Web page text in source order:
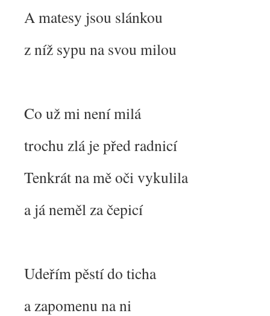
A matesy jsou slánkou
z níž sypu na svou milou
Co už mi není milá
trochu zlá je před radnicí
Tenkrát na mě oči vykulila
a já neměl za čepicí
Udeřím pěstí do ticha
a zapomenu na ni